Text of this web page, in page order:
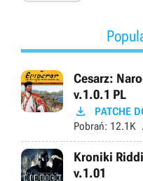
Cesarz:
v.1.0.1 PL
 PATCHE
Pobrań: 12.1K
Kroniki
v.1.01